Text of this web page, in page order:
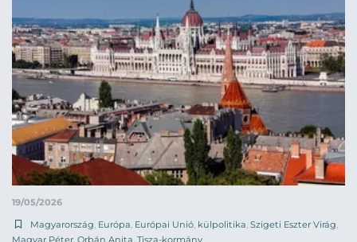
19/05/2026
Magyarország, Európa, Európai Unió, külpolitika, Szigeti Eszter Virág,